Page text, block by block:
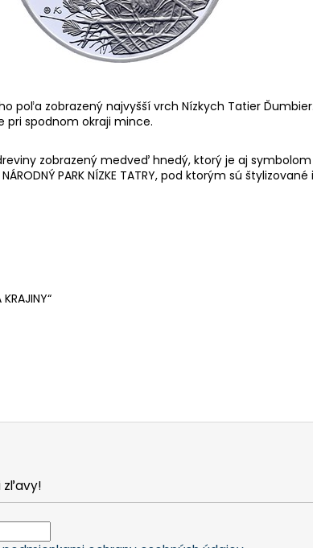
poľa zobrazený najvyšší vrch Nízkych Tatier
pri spodnom okraji mince.
zobrazený medveď hnedý, ktorý je aj
PARK NÍZKE TATRY, pod ktorým sú
zľavy!